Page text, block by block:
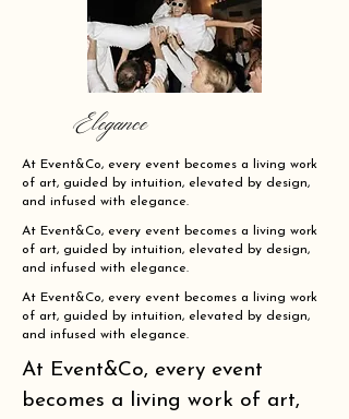
Elegance
At Event&Co, every event becomes a living work
of art, guided by intuition, elevated by design,
and infused with elegance.
At Event&Co, every event becomes a living work
of art, guided by intuition, elevated by design,
and infused with elegance.
At Event&Co, every event becomes a living work
of art, guided by intuition, elevated by design,
and infused with elegance.
At Event&Co, every event
becomes a living work of art,